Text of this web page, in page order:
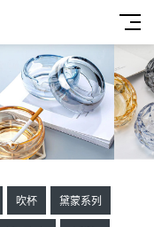
吹杯 黛蒙系列